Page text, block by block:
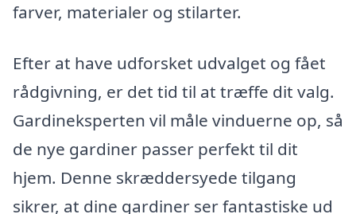
farver, materialer og stilarter.
Efter at have udforsket udvalget og fået
rådgivning, er det tid til at træffe dit valg.
Gardineksperten vil måle vinduerne op, så
de nye gardiner passer perfekt til dit
hjem. Denne skræddersyede tilgang
sikrer, at dine gardiner ser fantastiske ud